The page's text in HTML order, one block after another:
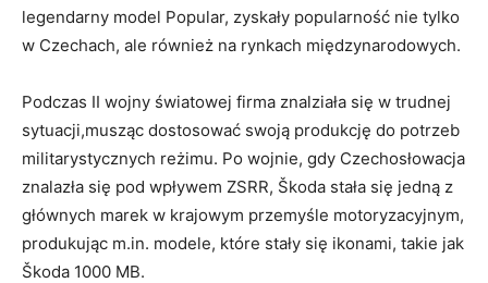
legendarny model Popular, zyskały popularność nie⁤ tylko
w Czechach, ale również na rynkach międzynarodowych.
Podczas⁤ II wojny światowej firma znalziała się w trudnej
sytuacji,musząc dostosować swoją⁤ produkcję⁤ do potrzeb
militarystycznych reżimu. Po ⁢wojnie, gdy Czechosłowacja
znalazła się pod wpływem ZSRR, Škoda stała się jedną z
głównych⁤ marek w⁤ krajowym przemyśle motoryzacyjnym,
produkując⁣ m.in. modele, które stały się ikonami, takie jak
Škoda 1000‍ MB.